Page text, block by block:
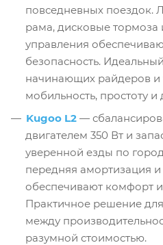
повседневных поездок.
рама, дисковые тормоза
управления
безопасность.
начинающих райдеров и
мобильность, простоту и
Kugoo L2 —
двигателем 350 Вт и
уверенной езды по
передняя амортизация
обеспечивают комфорт
Практичное решение
между
разумной стоимостью.